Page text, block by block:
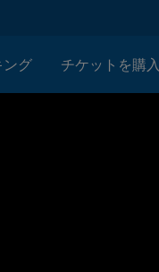
ング チケットを購入